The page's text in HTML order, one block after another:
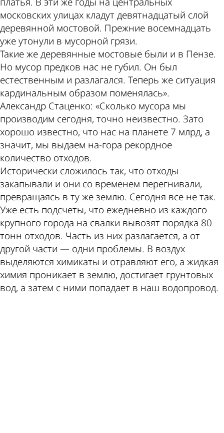
московских улицах кладут девятнадцатый слой
деревянной мостовой. Прежние восемнадцать
уже утонули в мусорной грязи.
Такие же деревянные мостовые были и в Пензе.
Но мусор предков нас не губил. Он был
естественным и разлагался. Теперь же ситуация
кардинальным образом поменялась».
Александр Стаценко: «Сколько мусора мы
производим сегодня, точно неизвестно. Зато
хорошо известно, что нас на планете 7 млрд, а
значит, мы выдаем на-гора рекордное
количество отходов.
Исторически сложилось так, что отходы
закапывали и они со временем перегнивали,
превращаясь в ту же землю. Сегодня все не так.
Уже есть подсчеты, что ежедневно из каждого
крупного города на свалки вывозят порядка 80
тонн отходов. Часть из них разлагается, а от
другой части — одни проблемы. В воздух
выделяются химикаты и отравляют его, а жидкая
химия проникает в землю, достигает грунтовых
вод, а затем с ними попадает в наш водопровод.